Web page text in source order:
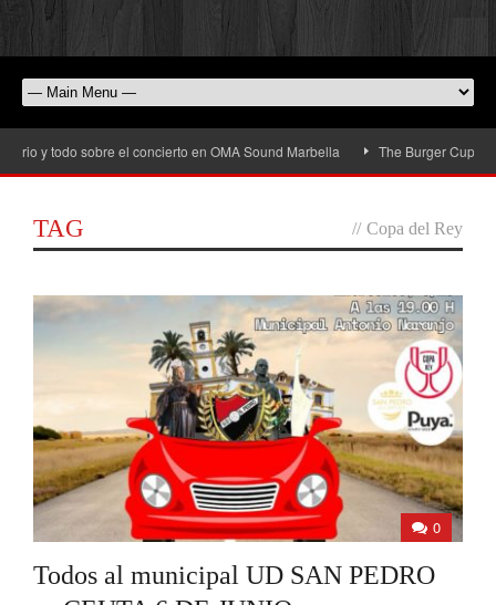
todo sobre el concierto en OMA Sound Marbella The Burger Cup llega
TAG // Copa del Rey
0
Todos al municipal UD SAN PEDRO